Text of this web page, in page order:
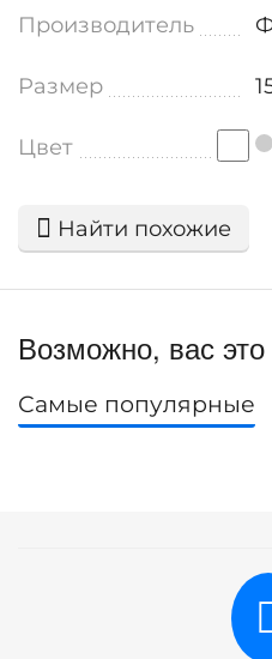
Производитель
Размер
Цвет
Найти похожие
Возможно, вас это
Самые популярные